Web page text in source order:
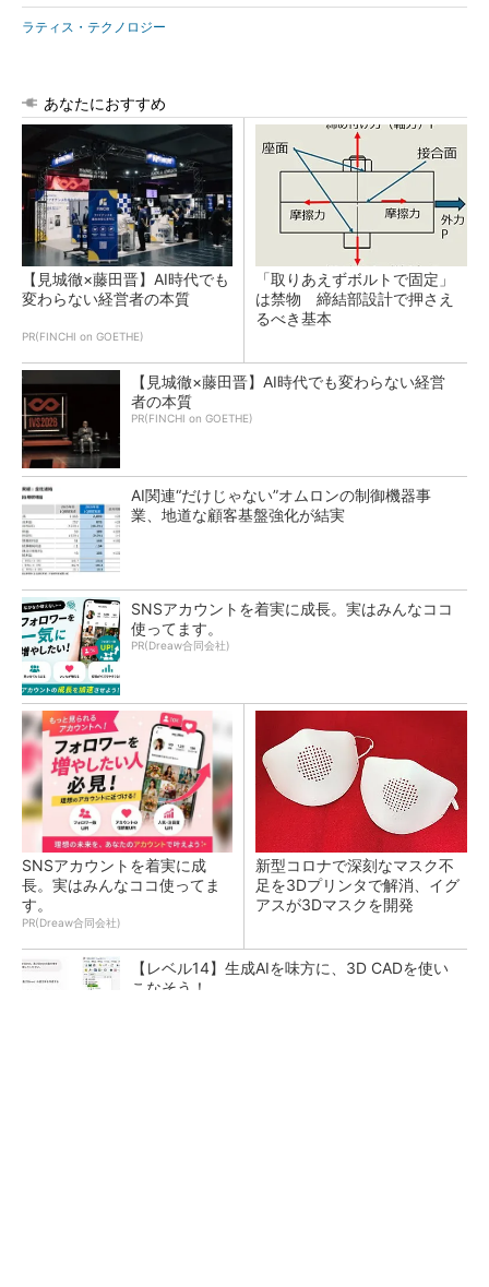
ラティス・テクノロジー
あなたにおすすめ
【見城徹×藤田晋】AI時代でも
変わらない経営者の本質
PR(FINCHI on GOETHE)
「取りあえずボルトで固定」
は禁物 締結部設計で押さえ
るべき基本
【見城徹×藤田晋】AI時代でも変わらない経営
者の本質
PR(FINCHI on GOETHE)
AI関連“だけじゃない”オムロンの制御機器事
業、地道な顧客基盤強化が結実
SNSアカウントを着実に成長。実はみんなココ
使ってます。
PR(Dreaw合同会社)
SNSアカウントを着実に成
長。実はみんなココ使ってま
す。
PR(Dreaw合同会社)
新型コロナで深刻なマスク不
足を3Dプリンタで解消、イグ
アスが3Dマスクを開発
【レベル14】生成AIを味方に、3D CADを使い
こなそう！